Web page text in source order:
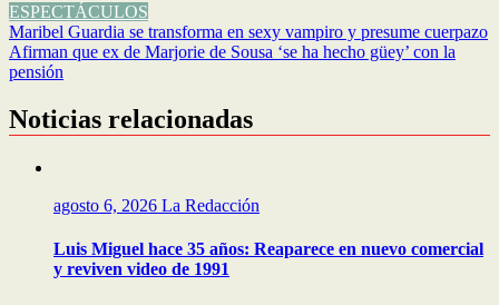
ESPECTÁCULOS
Navegación
de
Maribel Guardia se transforma en sexy vampiro y presume cuerpazo
Afirman que ex de Marjorie de Sousa ‘se ha hecho güey’ con la
pensión
Noticias relacionadas
agosto 6, 2026 La Redacción
Luis Miguel hace 35 años: Reaparece en nuevo comercial
y reviven video de 1991